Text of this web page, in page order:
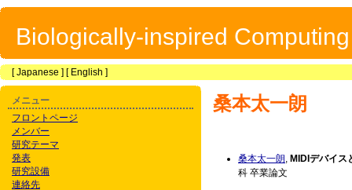
Biologically-inspired
[Japanese ] [ English ]
桑本太一朗
桑本太一朗, MIDIデバイス
科 卒業論文
メニュー
フロントページ
メンバー
研究テーマ
発表
研究設備
連絡先